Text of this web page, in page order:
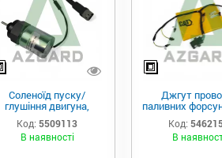
Соленоїд пуску/
глушіння двигуна,
актуатор (550-9113)
Код: 5509113
В наявності
Джгут
паливних
C7/C9 (546-
Код:
В